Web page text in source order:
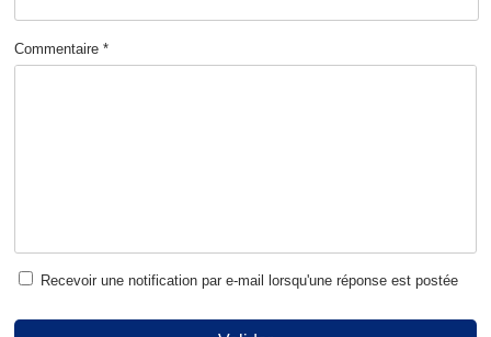
Commentaire *
Recevoir une notification par e-mail lorsqu'une réponse est postée